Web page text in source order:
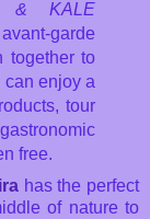
& KALE
garde
together to
enjoy a
tour
free.
has the perfect
of nature to